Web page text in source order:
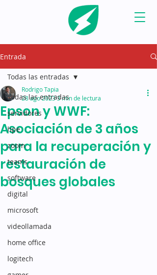
Entrada
Todas las entradas
servidores
hpe
zoom
teams
software
digital
microsoft
videollamada
home office
logitech
Todas las entradas
Epson y WWF:
Asociación de 3 años
para la recuperación y
restauración de
bosques globales
Rodrigo Tapia
28 ago 20233 min de lectura